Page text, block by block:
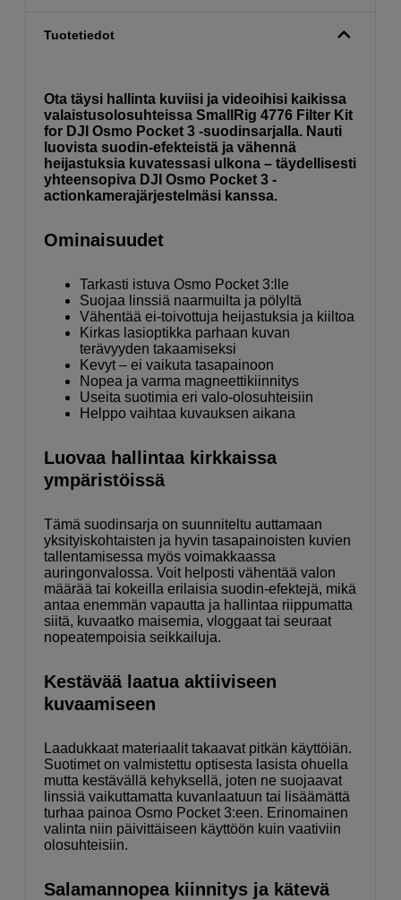
Tuotetiedot
Ota täysi hallinta kuviisi ja videoihisi kaikissa
valaistusolosuhteissa SmallRig 4776 Filter Kit
for DJI Osmo Pocket 3 -suodinsarjalla. Nauti
luovista suodin-efekteistä ja vähennä
heijastuksia kuvatessasi ulkona – täydellisesti
yhteensopiva DJI Osmo Pocket 3 -
actionkamerajärjestelmäsi kanssa.
Ominaisuudet
Tarkasti istuva Osmo Pocket 3:lle
Suojaa linssiä naarmuilta ja pölyltä
Vähentää ei-toivottuja heijastuksia ja kiiltoa
Kirkas lasioptikka parhaan kuvan
terävyyden takaamiseksi
Kevyt – ei vaikuta tasapainoon
Nopea ja varma magneettikiinnitys
Useita suotimia eri valo-olosuhteisiin
Helppo vaihtaa kuvauksen aikana
Luovaa hallintaa kirkkaissa
ympäristöissä
Tämä suodinsarja on suunniteltu auttamaan
yksityiskohtaisten ja hyvin tasapainoisten kuvien
tallentamisessa myös voimakkaassa
auringonvalossa. Voit helposti vähentää valon
määrää tai kokeilla erilaisia suodin-efektejä, mikä
antaa enemmän vapautta ja hallintaa riippumatta
siitä, kuvaatko maisemia, vloggaat tai seuraat
nopeatempoisia seikkailuja.
Kestävää laatua aktiiviseen
kuvaamiseen
Laadukkaat materiaalit takaavat pitkän käyttöiän.
Suotimet on valmistettu optisesta lasista ohuella
mutta kestävällä kehyksellä, joten ne suojaavat
linssiä vaikuttamatta kuvanlaatuun tai lisäämättä
turhaa painoa Osmo Pocket 3:een. Erinomainen
valinta niin päivittäiseen käyttöön kuin vaativiin
olosuhteisiin.
Salamannopea kiinnitys ja kätevä